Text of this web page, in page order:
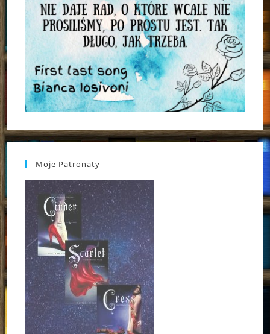
Moje Patronaty